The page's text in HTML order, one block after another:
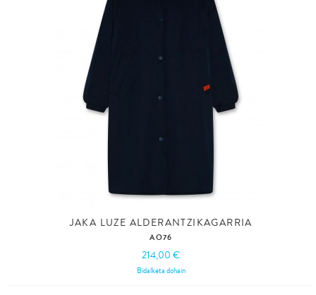
JAKA LUZE ALDERANTZIKAGARRIA
AO76
214,00 €
Bidalketa dohain